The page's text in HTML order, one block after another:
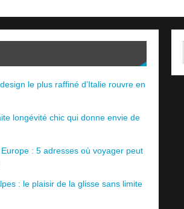
le plus raffiné d’Italie rouvre en
longévité chic qui donne envie de
: 5 adresses où voyager peut
: le plaisir de la glisse sans limite